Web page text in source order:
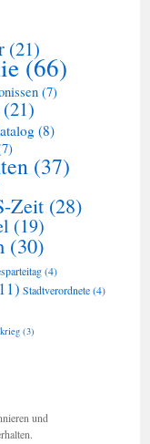
(21)
(66)
(7)
(21)
(8)
(37)
Zeit (28)
(19)
(30)
(4)
Stadtverordnete(4)
(3)
und